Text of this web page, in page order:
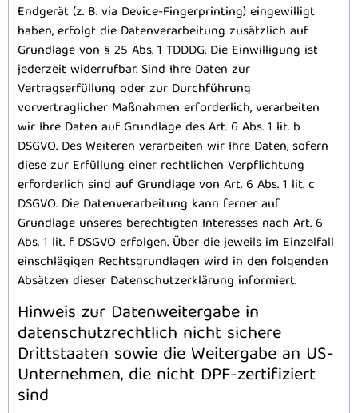
Endgerät (z. B. via Device-Fingerprinting) eingewilligt
haben, erfolgt die Datenverarbeitung zusätzlich auf
Grundlage von § 25 Abs. 1 TDDDG. Die Einwilligung ist
jederzeit widerrufbar. Sind Ihre Daten zur
Vertragserfüllung oder zur Durchführung
vorvertraglicher Maßnahmen erforderlich, verarbeiten
wir Ihre Daten auf Grundlage des Art. 6 Abs. 1 lit. b
DSGVO. Des Weiteren verarbeiten wir Ihre Daten, sofern
diese zur Erfüllung einer rechtlichen Verpflichtung
erforderlich sind auf Grundlage von Art. 6 Abs. 1 lit. c
DSGVO. Die Datenverarbeitung kann ferner auf
Grundlage unseres berechtigten Interesses nach Art. 6
Abs. 1 lit. f DSGVO erfolgen. Über die jeweils im Einzelfall
einschlägigen Rechtsgrundlagen wird in den folgenden
Absätzen dieser Datenschutzerklärung informiert.
Hinweis zur Datenweitergabe in
datenschutzrechtlich nicht sichere
Drittstaaten sowie die Weitergabe an US-
Unternehmen, die nicht DPF-zertifiziert
sind